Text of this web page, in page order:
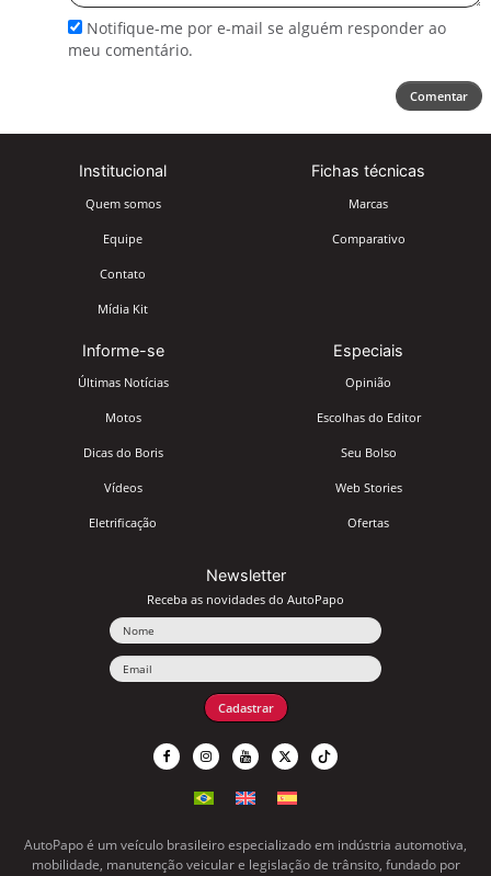
Notifique-me por e-mail se alguém responder ao
meu comentário.
Comentar
Institucional
Quem somos
Equipe
Contato
Mídia Kit
Fichas técnicas
Marcas
Comparativo
Informe-se
Últimas Notícias
Motos
Dicas do Boris
Vídeos
Eletrificação
Especiais
Opinião
Escolhas do Editor
Seu Bolso
Web Stories
Ofertas
Newsletter
Receba as novidades do AutoPapo
Cadastrar
AutoPapo é um veículo brasileiro especializado em indústria automotiva,
mobilidade, manutenção veicular e legislação de trânsito, fundado por